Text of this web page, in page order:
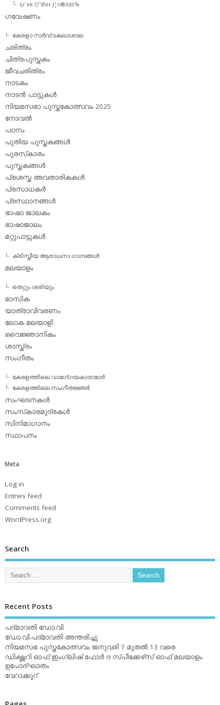
l¡r´¤k O¹Ø¤r J¦n®Xd¢¾
ഗവേഷണം
കേരളാ സര്‍വ്വകലാശാല
ചരിത്രം
ചിത്രപുസ്തകം
ജീവചരിത്രം
നാടകം
നാടന്‍ പാട്ടുകള്‍
നിയമസഭാ പുസ്തകോത്സവം 2025
നോവല്‍
പഠനം
പുതിയ പുസ്തകങ്ങള്‍
പുരസ്‌കാരം
പുസ്തകങ്ങള്‍
പ്രശസ്ത അവതാരികകള്‍
പ്രസാധകര്‍
പ്രസ്ഥാനങ്ങള്‍
ഭാഷാ ജാലകം
ഭാഷാജാലം
മറ്റുപാട്ടുകള്‍
ക്രിസ്തീയ ആരാധനാ ഗാനങ്ങള്‍
മലയാളം
തെറ്റും ശരിയും
മാസിക
യാത്രാവിവരണം
ലോക മലയാളി
വൈജ്ഞാനികം
ശാസ്ത്രം
സംഗീതം
കേരളത്തിലെ വാഗേ്ഗയകാരന്മാര്‍
കേരളത്തിലെ സംഗീതജ്ഞര്‍
സംഘടനകള്‍
സംസ്‌കാരമുദ്രകള്‍
സിനിമാഗാനം
സ്ഥാപനം
Meta
Log in
Entries feed
Comments feed
WordPress.org
Search
Recent Posts
പദ്മാവതി ഡോ.വി.
ഡോ.വി.പദ്മാവതി അന്തരിച്ചു
നിയമസഭ പുസ്തകോത്സവം ജനുവരി 7 മുതല്‍ 13 വരെ
ഡിക്ഷ്ണറി ഓഫ് ഇംഗ്ലിഷ് ഫോര്‍ ദ സ്പീക്കേഴ്‌സ് ഓഫ് മലയാളം
ഉപോദ്ഘാതം
വേറാക്കൂറ്